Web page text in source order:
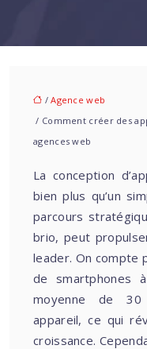
/Agence web
/ Comment créer des
agences web
La conception
bien plus qu’un
parcours
brio, peut
leader. On compte
de smartphones
moyenne de 30
appareil, ce qui
croissance.